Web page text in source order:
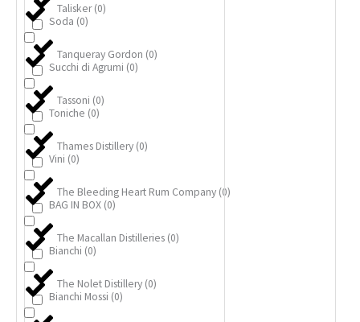
Talisker (0)
Tanqueray Gordon (0)
Tassoni (0)
Thames Distillery (0)
The Bleeding Heart Rum Company (0)
The Macallan Distilleries (0)
The Nolet Distillery (0)
Soda (0)
Succhi di Agrumi (0)
Toniche (0)
Vini (0)
BAG IN BOX (0)
Bianchi (0)
Bianchi Mossi (0)